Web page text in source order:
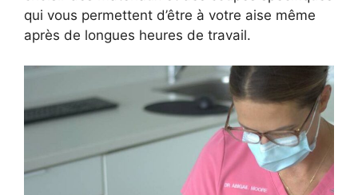
qui vous permettent d’être à votre aise même
après de longues heures de travail.